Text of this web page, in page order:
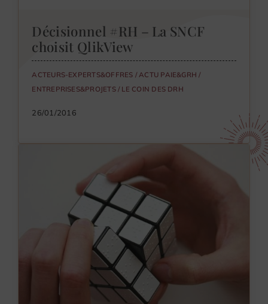
Décisionnel #RH – La SNCF
choisit QlikView
ACTEURS-EXPERTS&OFFRES /ACTU PAIE&GRH /
ENTREPRISES&PROJETS/ LE COIN DES DRH
26/01/2016